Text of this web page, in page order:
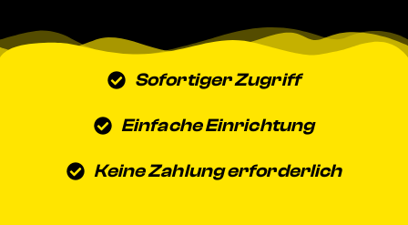
Sofortiger Zugriff
Einfache Einrichtung
Keine Zahlung erforderlich